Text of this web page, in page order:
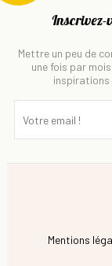
Inscrivez-
Mettre un peu de
une fois par
inspirations
Mentions